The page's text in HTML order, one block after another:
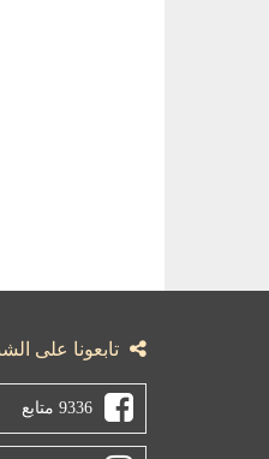
تابعونا على
9336 متابع